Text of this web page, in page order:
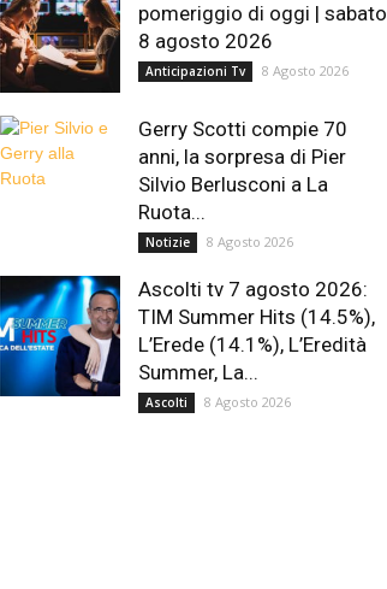
pomeriggio di oggi | sabato
8 agosto 2026
Anticipazioni Tv 8 Agosto 2026
Gerry Scotti compie 70
anni, la sorpresa di Pier
Silvio Berlusconi a La
Ruota...
Notizie 8 Agosto 2026
Ascolti tv 7 agosto 2026:
TIM Summer Hits (14.5%),
L’Erede (14.1%), L’Eredità
Summer, La...
Ascolti 8 Agosto 2026